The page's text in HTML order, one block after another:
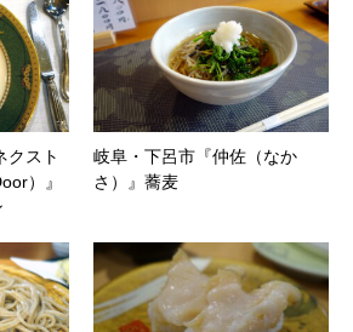
クスト
）』
岐阜・下呂市『仲佐（なか
さ）』蕎麦